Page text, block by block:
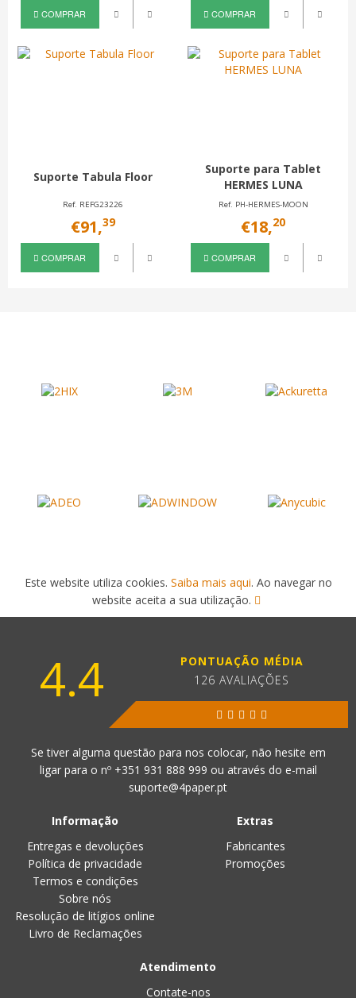
COMPRAR COMPRAR
Suporte Tabula Floor
Ref. REFG23226
€91,39
COMPRAR
Suporte para Tablet
HERMES LUNA
Ref. PH-HERMES-MOON
€18,20
COMPRAR
Este website utiliza cookies. Saiba mais aqui. Ao navegar no
website aceita a sua utilização.
4.4
PONTUAÇÃO MÉDIA
126 AVALIAÇÕES
Se tiver alguma questão para nos colocar, não hesite em
ligar para o nº +351 931 888 999 ou através do e-mail
suporte@4paper.pt
Informação
Entregas e devoluções
Política de privacidade
Termos e condições
Sobre nós
Resolução de litígios online
Livro de Reclamações
Extras
Fabricantes
Promoções
Atendimento
Contate-nos